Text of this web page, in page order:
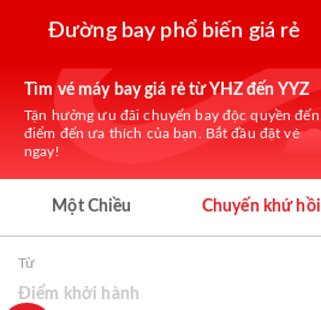
Đường bay phổ biến giá rẻ
Tìm vé máy bay giá rẻ từ YHZ đến YYZ
Tận hưởng ưu đãi chuyến bay độc quyền đến
điểm đến ưa thích của bạn. Bắt đầu đặt vé
ngay!
Một Chiều Chuyến khứ hồi
Từ
Điểm khởi hành